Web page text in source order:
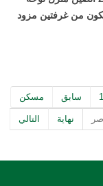
من غرفتين مزود
مسكن سابق
التالي نهاية